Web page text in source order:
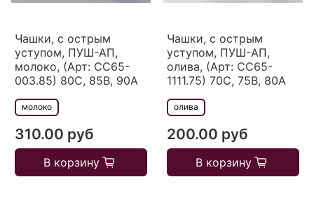
Чашки, с острым
уступом, ПУШ-АП,
молоко, (Арт: CC65-
003.85) 80С, 85В, 90А
молоко
310.00 руб
В корзину
Чашки, с острым
уступом, ПУШ-АП,
олива, (Арт: CC65-
1111.75) 70С, 75В, 80А
олива
200.00 руб
В корзину